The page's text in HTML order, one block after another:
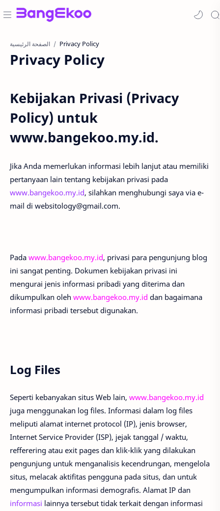
الصفحة الرئيسية
Privacy Policy
Kebijakan Privasi (Privacy
Policy) untuk
www.bangekoo.my.id.
Jika Anda memerlukan informasi lebih lanjut atau memiliki
pertanyaan lain tentang kebijakan privasi pada
www.bangekoo.my.id, silahkan menghubungi saya via e-
mail di websitology@gmail.com.
Pada www.bangekoo.my.id, privasi para pengunjung blog
ini sangat penting. Dokumen kebijakan privasi ini
mengurai jenis informasi pribadi yang diterima dan
dikumpulkan oleh www.bangekoo.my.id dan bagaimana
informasi pribadi tersebut digunakan.
Log Files
Seperti kebanyakan situs Web lain, www.bangekoo.my.id
juga menggunakan log files. Informasi dalam log files
meliputi alamat internet protocol (IP), jenis browser,
Internet Service Provider (ISP), jejak tanggal / waktu,
refferering atau exit pages dan klik-klik yang dilakukan
pengunjung untuk menganalisis kecendrungan, mengelola
situs, melacak aktifitas pengguna pada situs, dan untuk
mengumpulkan informasi demografis. Alamat IP dan
informasi lainnya tersebut tidak terkait dengan informasi